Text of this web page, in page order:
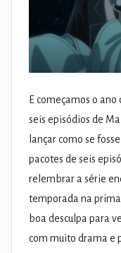
E começamos o
seis episódios de
lançar como se
pacotes de seis
relembrar a série
temporada na
boa desculpa para
com muito drama e